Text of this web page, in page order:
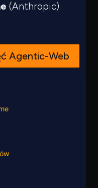
(Anthropic)
Agentic-Web